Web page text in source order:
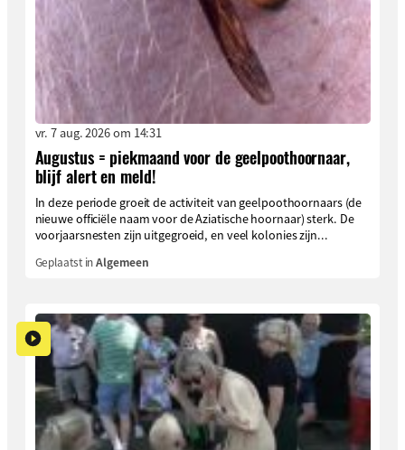
vr. 7 aug. 2026 om 14:31
Augustus = piekmaand voor de geelpoothoornaar,
blijf alert en meld!
In deze periode groeit de activiteit van geelpoothoornaars (de
nieuwe officiële naam voor de Aziatische hoornaar) sterk. De
voorjaarsnesten zijn uitgegroeid, en veel kolonies zijn...
Geplaatst inAlgemeen